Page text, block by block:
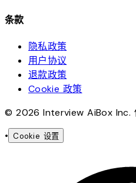
条款
隐私政策
用户协议
退款政策
Cookie 政策
© 2026 Interview AiBox Inc.
• Cookie 设置